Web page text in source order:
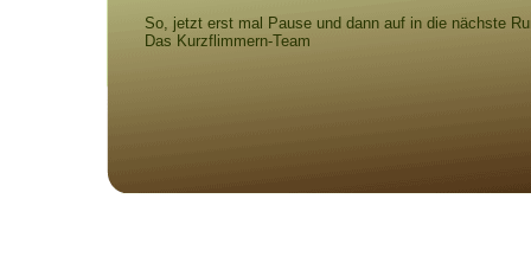
So, jetzt erst mal Pause und dann auf in die nächste
Das Kurzflimmern-Team